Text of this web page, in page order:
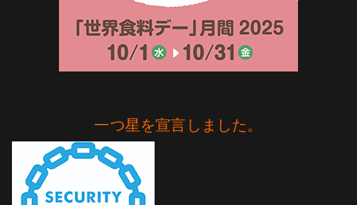
一つ星を宣言しました。